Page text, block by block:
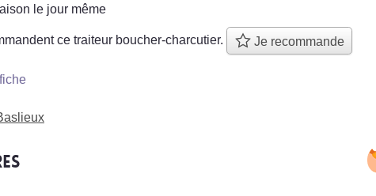
le jour même
ce traiteur boucher-charcutier. Je recommande